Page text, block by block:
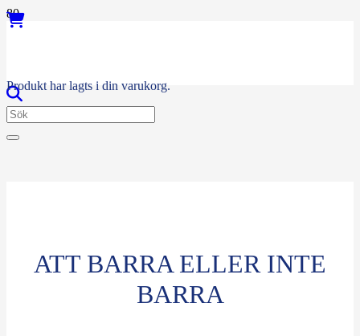
Produkt har lagts i din varukorg.
ATT BARRA ELLER INTE
BARRA